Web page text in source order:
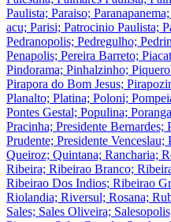
Paulista; Paraiso;
acu; Parisi; Patrocinio Paulista;
Pedranopolis; Pedregulho;
Penapolis; Pereira Barreto;
Pindorama; Pinhalzinho;
Pirapora do Bom Jesus;
Planalto; Platina; Poloni;
Pontes Gestal; Populina;
Pracinha; Presidente Bernardes;
Prudente; Presidente Venceslau;
Queiroz; Quintana; Rancharia;
Ribeira; Ribeirao Branco;
Ribeirao Dos Indios; Ribeirao
Riolandia; Riversul; Rosana;
Sales; Sales Oliveira;